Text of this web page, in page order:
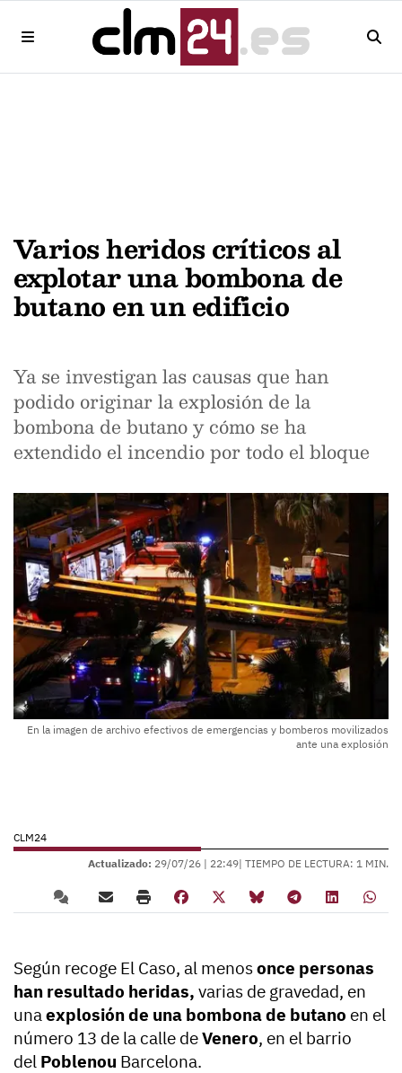
Varios heridos críticos al
explotar una bombona de
butano en un edificio
Ya se investigan las causas que han
podido originar la explosión de la
bombona de butano y cómo se ha
extendido el incendio por todo el bloque
En la imagen de archivo efectivos de emergencias y bomberos movilizados
ante una explosión
CLM24
Actualizado: 29/07/26 | 22:49| TIEMPO DE LECTURA: 1 MIN.
Según recoge El Caso, al menosonce personas
han resultado heridas, varias de gravedad, en
unaexplosión de una bombona de butano en el
número 13 de la calle deVenero, en el barrio
del Poblenou Barcelona.